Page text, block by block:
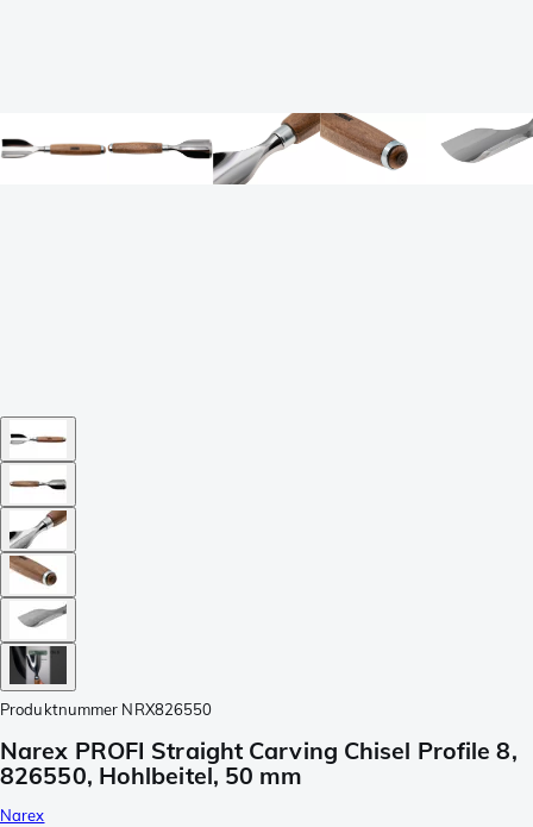
Produktnummer NRX826550
Narex PROFI Straight Carving Chisel Profile 8,
826550, Hohlbeitel, 50 mm
Narex